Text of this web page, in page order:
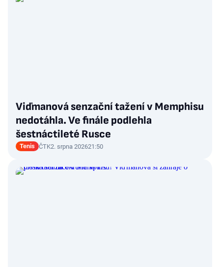
Viďmanová senzační tažení v Memphisu
nedotáhla. Ve finále podlehla
šestnáctileté Rusce
Tenis ČTK2. srpna 202621:50